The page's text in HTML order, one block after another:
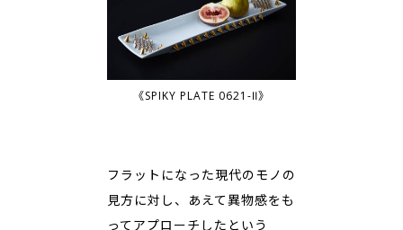
《SPIKY PLATE 0621-Ⅱ》
フラットになった現代のモノの
見方に対し、あえて異物感をも
ってアプローチしたという